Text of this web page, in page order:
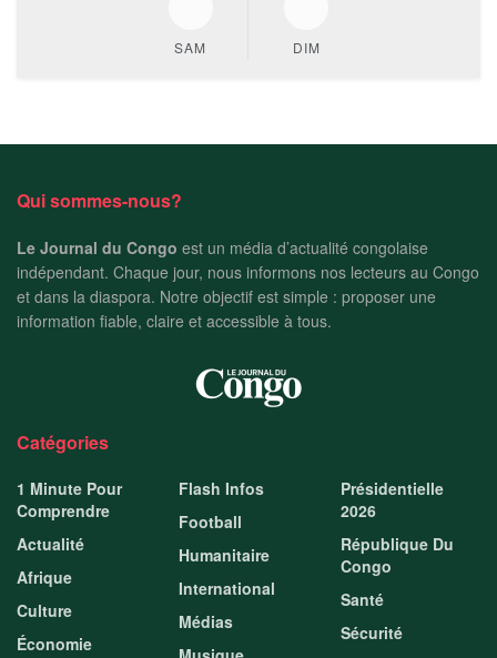
SAM DIM
Qui sommes-nous?
Le Journal du Congo est un média d’actualité congolaise
indépendant. Chaque jour, nous informons nos lecteurs au Congo
et dans la diaspora. Notre objectif est simple : proposer une
information fiable, claire et accessible à tous.
Catégories
1 Minute Pour
Comprendre
Actualité
Afrique
Culture
Économie
Flash Infos
Football
Humanitaire
International
Médias
Présidentielle
2026
République Du
Congo
Santé
Sécurité